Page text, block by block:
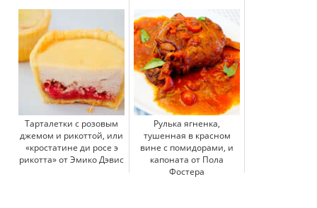
Тарталетки с розовым
джемом и рикоттой, или
«кростатине ди роcе э
рикотта» от Эмико Дэвис
Рулька ягненка,
тушенная в красном
вине с помидорами, и
капоната от Пола
Фостера